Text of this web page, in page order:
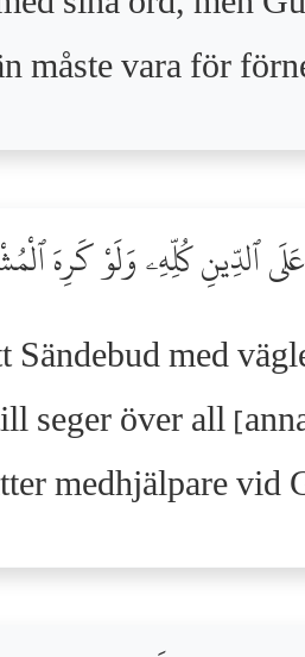
måste vara för
ٱلدِّينِ كُلِّهِۦ وَلَوْ كَرِهَ
Sändebud med
seger över all
medhjälpare vid